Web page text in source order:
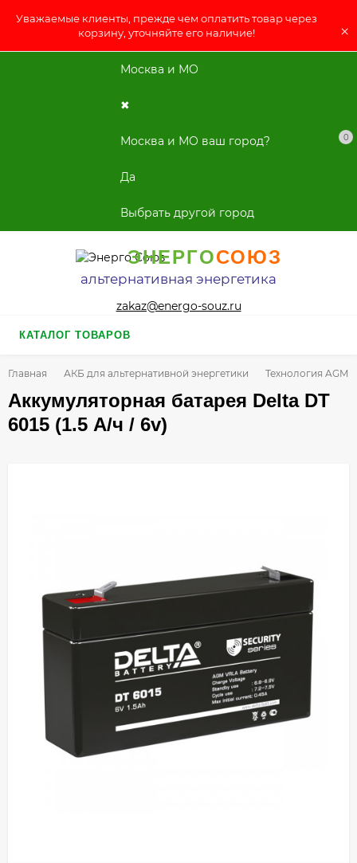
Уважаемые клиенты, прежде чем оплатить товар через
корзину, уточняйте его наличие!
×
Москва и МО
✖
Москва и МО ваш город?
Да
Выбрать другой город
0
ЭНЕРГОСОЮЗ
альтернативная энергетика
zakaz@energo-souz.ru
КАТАЛОГ ТОВАРОВ
Главная АКБ для альтернативной энергетики Технология AGM
Аккумуляторная батарея Delta DT
6015 (1.5 А/ч / 6v)